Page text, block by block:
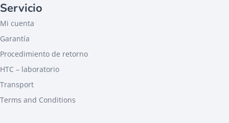
Servicio
Mi cuenta
Garantía
Procedimiento de retorno
HTC – laboratorio
Transport
Terms and Conditions